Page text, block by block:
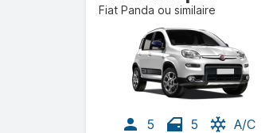
Fiat Panda ou similaire
5 5
A/C